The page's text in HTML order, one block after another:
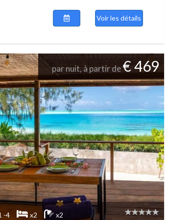
Voir les détails
par nuit, à partir de€ 469
-4 x2 x2